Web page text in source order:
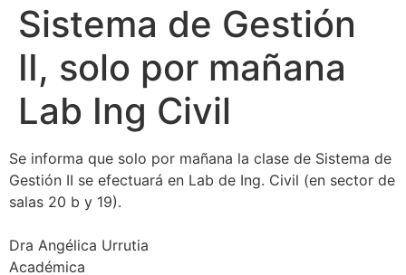
Sistema de Gestión
II, solo por mañana
Lab Ing Civil
Se informa que solo por mañana la clase de Sistema de
Gestión II se efectuará en Lab de Ing. Civil (en sector de
salas 20 b y 19).
Dra Angélica Urrutia
Académica